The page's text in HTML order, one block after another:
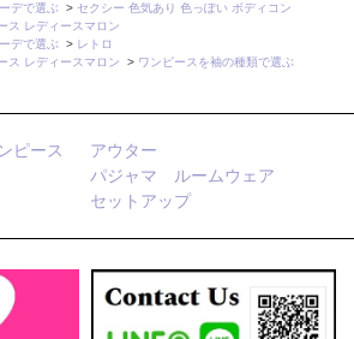
デで選ぶ > セクシー 色気あり 色っぽい ボディコン
ス レディースマロン
デで選ぶ > レトロ
ス レディースマロン
> ワンピースを袖の種類で選ぶ
ピース
アウター
パジャマ ルームウェア
セットアップ